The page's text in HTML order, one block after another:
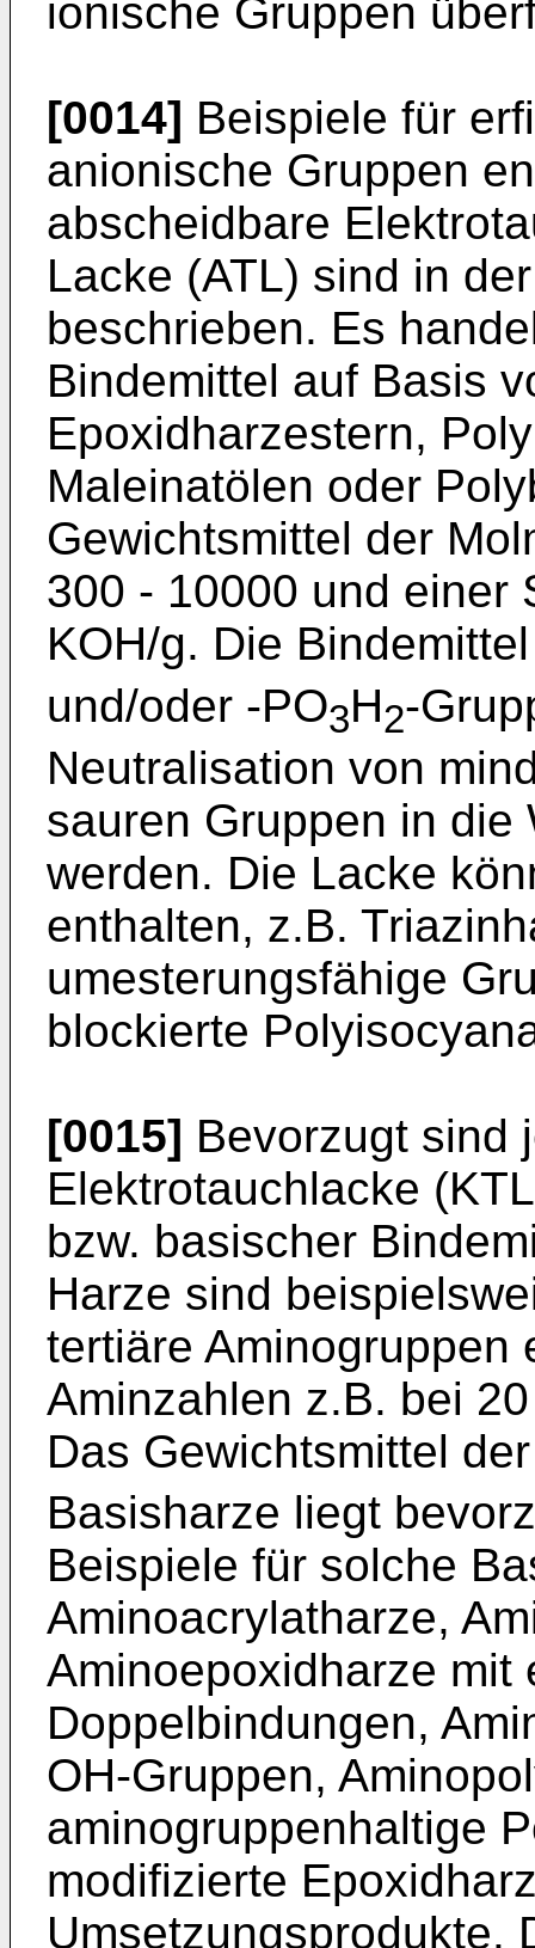
ionische Gruppen
[0014] Beispiele für
anionische Gruppen
abscheidbare
Lacke (ATL) sind in
beschrieben. Es
Bindemittel auf Basis
Epoxidharzestern,
Maleinatölen oder
Gewichtsmittel der
300 - 10000 und einer
KOH/g. Die
und/oder -PO3H2-
Neutralisation von
sauren Gruppen in die
werden. Die Lacke
enthalten, z.B.
umesterungsfähige
blockierte
[0015] Bevorzugt sind
Elektrotauchlacke
bzw. basischer
Harze sind
tertiäre Aminogruppen
Aminzahlen z.B. bei
Das Gewichtsmittel
Basisharze liegt
Beispiele für solche
Aminoacrylatharze,
Aminoepoxidharze mit
Doppelbindungen,
OH-Gruppen,
aminogruppenhaltige
modifizierte
Umsetzungsprodukte.